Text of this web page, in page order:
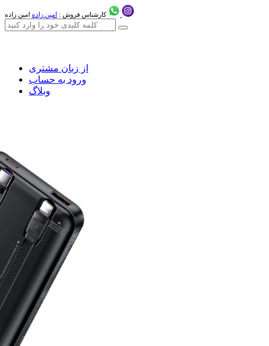
کارشناس فروش : امین زاده امین زاده
از زبان مشتری
ورود به حساب
وبلاگ